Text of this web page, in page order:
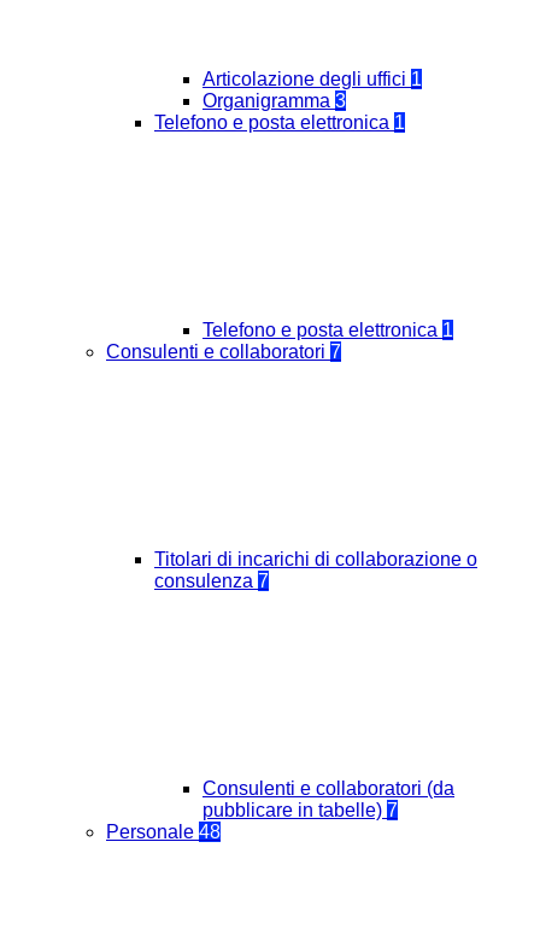
Articolazione degli uffici 1
Organigramma 3
Telefono e posta elettronica 1
Telefono e posta elettronica 1
Consulenti e collaboratori 7
Titolari di incarichi di collaborazione o
consulenza 7
Consulenti e collaboratori (da
pubblicare in tabelle) 7
Personale 48